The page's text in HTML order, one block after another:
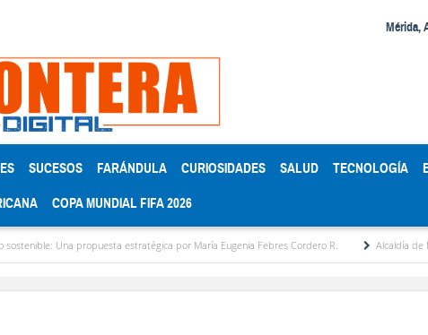
Mérida,
SUCESOS FARÁNDULA CURIOSIDADES SALUD TECNOLOGÍA
COPA MUNDIAL FIFA 2026
propuesta estratégica por María Eugenia Febres Cordero R. Alcaldía de Mérida